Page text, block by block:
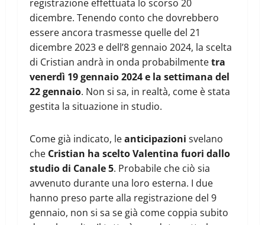
registrazione effettuata lo scorso 20
dicembre. Tenendo conto che dovrebbero
essere ancora trasmesse quelle del 21
dicembre 2023 e dell’8 gennaio 2024, la scelta
di Cristian andrà in onda probabilmentetra
venerdì 19 gennaio 2024 e la settimana del
22 gennaio. Non si sa, in realtà, come è stata
gestita la situazione in studio.
Come già indicato, leanticipazioni svelano
che Cristian ha scelto Valentina fuori dallo
studio di Canale 5. Probabile che ciò sia
avvenuto durante una loro esterna. I due
hanno preso parte alla registrazione del 9
gennaio, non si sa se già come coppia subito